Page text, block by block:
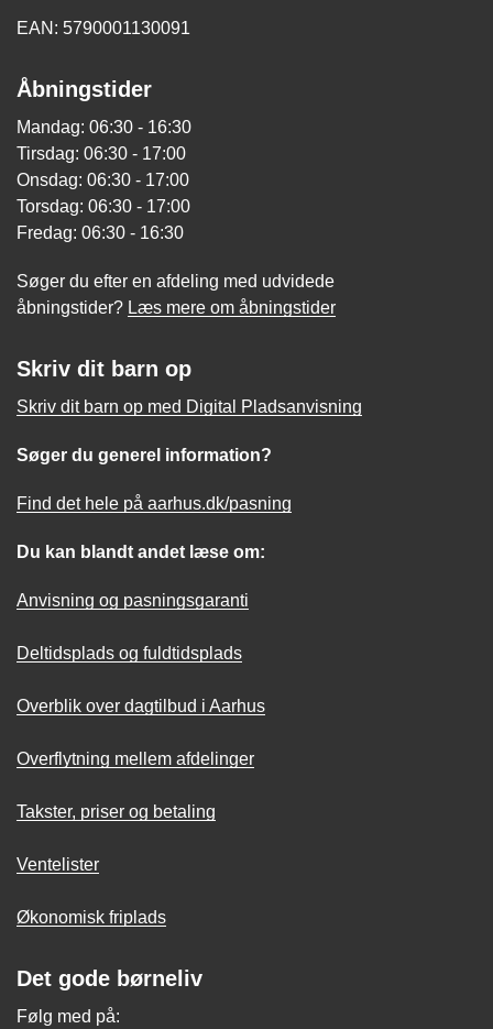
EAN: 5790001130091
Åbningstider
Mandag: 06:30 - 16:30
Tirsdag: 06:30 - 17:00
Onsdag: 06:30 - 17:00
Torsdag: 06:30 - 17:00
Fredag: 06:30 - 16:30
Søger du efter en afdeling med udvidede
åbningstider? Læs mere om åbningstider
Skriv dit barn op
Skriv dit barn op med Digital Pladsanvisning
Søger du generel information?
Find det hele på aarhus.dk/pasning
Du kan blandt andet læse om:
Anvisning og pasningsgaranti
Deltidsplads og fuldtidsplads
Overblik over dagtilbud i Aarhus
Overflytning mellem afdelinger
Takster, priser og betaling
Ventelister
Økonomisk friplads
Det gode børneliv
Følg med på: